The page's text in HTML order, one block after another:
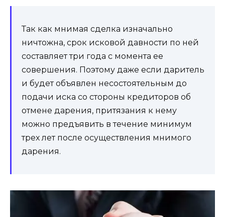
Так как мнимая сделка изначально
ничтожна, срок исковой давности по ней
составляет три года с момента ее
совершения. Поэтому даже если даритель
и будет объявлен несостоятельным до
подачи иска со стороны кредиторов об
отмене дарения, притязания к нему
можно предъявить в течение минимум
трех лет после осуществления мнимого
дарения.